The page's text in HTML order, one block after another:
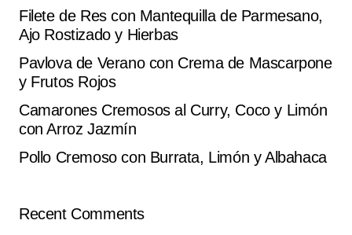
Filete de Res con Mantequilla de Parmesano,
Ajo Rostizado y Hierbas
Pavlova de Verano con Crema de Mascarpone
y Frutos Rojos
Camarones Cremosos al Curry, Coco y Limón
con Arroz Jazmín
Pollo Cremoso con Burrata, Limón y Albahaca
Recent Comments